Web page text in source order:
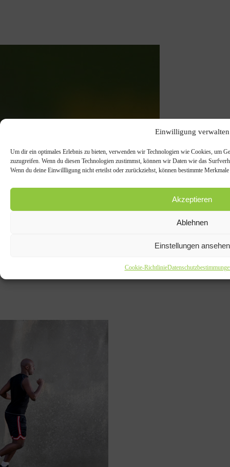
Einwilligung verwalten
Um dir ein optimales Erlebnis zu bieten, verwenden wir Technologien wie Cookies, um
zuzugreifen. Wenn du diesen Technologien zustimmst, können wir Daten wie das
Wenn du deine Einwillligung nicht erteilst oder zurückziehst, können bestimmte
Akzeptieren
Ablehnen
Einstellungen ansehen
Cookie-Richtlinie